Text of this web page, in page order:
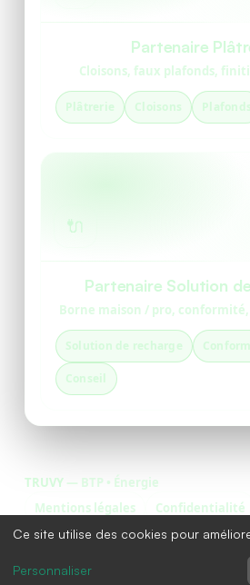
Partenaire
Cloisons, faux plafonds,
Plâtrerie Cloisons Plafonds
🔌
Partenaire Solution
Borne maison / pro, conformité,
Solution de recharge
Conseil
TRUVY — BTP • Énergie
Mentions légales
Confidentialité
Ce site utilise des cookies pour
Personnaliser